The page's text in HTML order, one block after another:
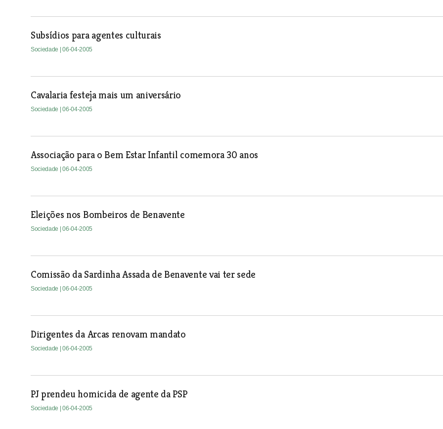
Subsídios para agentes culturais
Sociedade | 06-04-2005
Cavalaria festeja mais um aniversário
Sociedade | 06-04-2005
Associação para o Bem Estar Infantil comemora 30 anos
Sociedade | 06-04-2005
Eleições nos Bombeiros de Benavente
Sociedade | 06-04-2005
Comissão da Sardinha Assada de Benavente vai ter sede
Sociedade | 06-04-2005
Dirigentes da Arcas renovam mandato
Sociedade | 06-04-2005
PJ prendeu homicida de agente da PSP
Sociedade | 06-04-2005